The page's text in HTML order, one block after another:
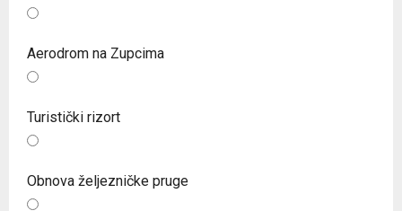
Aerodrom na Zupcima
Turistički rizort
Obnova željezničke pruge